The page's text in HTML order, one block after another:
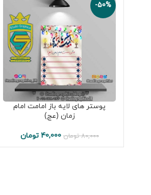
-50%
پوستر های لایه باز امامت امام
زمان (عج)
80,000 تومان 40,000 تومان